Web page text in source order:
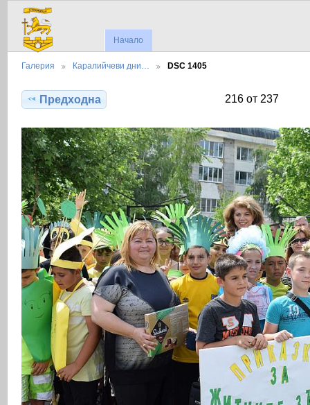
Начало
Галерия Каралийчеви дни… DSC 1405
Предходна 216 от 237